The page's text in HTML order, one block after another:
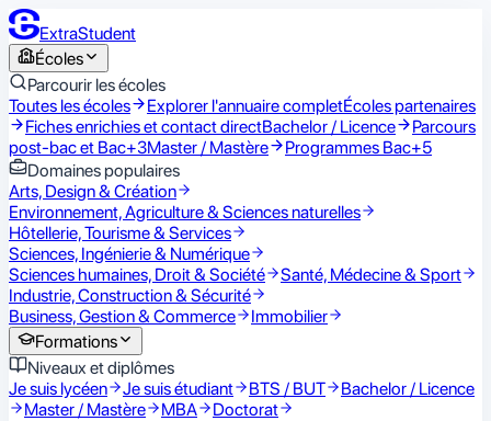
ExtraStudent
Écoles
Parcourir les écoles
Toutes les écoles
Explorer l'annuaire completÉcoles partenaires
Fiches enrichies et contact directBachelor / Licence
Parcours
post-bac et Bac+3Master / Mastère
Programmes Bac+5
Domaines populaires
Arts, Design & Création
Environnement, Agriculture & Sciences naturelles
Hôtellerie, Tourisme & Services
Sciences, Ingénierie & Numérique
Sciences humaines, Droit & Société
Santé, Médecine & Sport
Industrie, Construction & Sécurité
Business, Gestion & Commerce
Immobilier
Formations
Niveaux et diplômes
Je suis lycéen
Je suis étudiant BTS / BUT
Bachelor / Licence
Master / Mastère
MBA
Doctorat